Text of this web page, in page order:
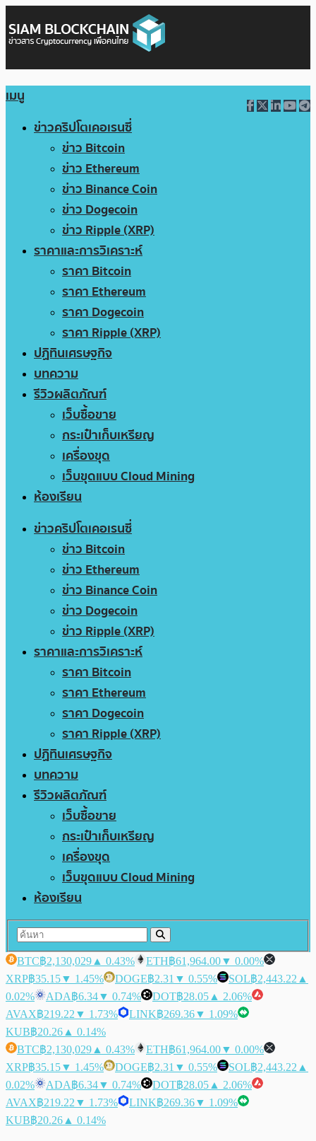
เมนู
ข่าวคริปโตเคอเรนซี่
ข่าว Bitcoin
ข่าว Ethereum
ข่าว Binance Coin
ข่าว Dogecoin
ข่าว Ripple (XRP)
ราคาและการวิเคราะห์
ราคา Bitcoin
ราคา Ethereum
ราคา Dogecoin
ราคา Ripple (XRP)
ปฏิทินเศรษฐกิจ
บทความ
รีวิวผลิตภัณฑ์
เว็บซื้อขาย
กระเป๋าเก็บเหรียญ
เครื่องขุด
เว็บขุดแบบ Cloud Mining
ห้องเรียน
ข่าวคริปโตเคอเรนซี่
ข่าว Bitcoin
ข่าว Ethereum
ข่าว Binance Coin
ข่าว Dogecoin
ข่าว Ripple (XRP)
ราคาและการวิเคราะห์
ราคา Bitcoin
ราคา Ethereum
ราคา Dogecoin
ราคา Ripple (XRP)
ปฏิทินเศรษฐกิจ
บทความ
รีวิวผลิตภัณฑ์
เว็บซื้อขาย
กระเป๋าเก็บเหรียญ
เครื่องขุด
เว็บขุดแบบ Cloud Mining
ห้องเรียน
BTC฿2,130,029 ▲ 0.43% ETH฿61,964.00▼ 0.00%
XRP฿35.15▼ 1.45% DOGE฿2.31 ▼ 0.55% SOL฿2,443.22 ▲
0.02%
ADA฿6.34▼ 0.74% DOT฿28.05 ▲ 2.06%
AVAX฿219.22 ▼ 1.73% LINK฿269.36▼ 1.09%
KUB฿20.26 ▲ 0.14%
BTC฿2,130,029 ▲ 0.43% ETH฿61,964.00▼ 0.00%
XRP฿35.15▼ 1.45% DOGE฿2.31 ▼ 0.55% SOL฿2,443.22 ▲
0.02%
ADA฿6.34▼ 0.74% DOT฿28.05 ▲ 2.06%
AVAX฿219.22 ▼ 1.73% LINK฿269.36▼ 1.09%
KUB฿20.26 ▲ 0.14%